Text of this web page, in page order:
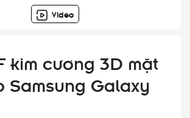
Video
kim cương 3D mặt
Samsung Galaxy